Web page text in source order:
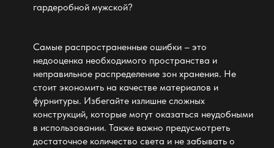
гардеробной мужской?
Самые распространенные ошибки – это
недооценка необходимого пространства и
неправильное распределение зон хранения. Не
стоит экономить на качестве материалов и
фурнитуры. Избегайте излишне сложных
конструкций, которые могут оказаться неудобными
в использовании. Также важно предусмотреть
достаточное количество света и не забывать о